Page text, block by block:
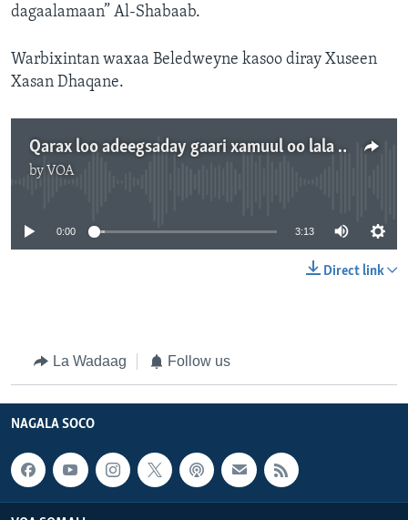
dagaalamaan” Al-Shabaab.
Warbixintan waxaa Beledweyne kasoo diray Xuseen
Xasan Dhaqane.
Qarax loo adeegsaday gaari xamuul oo lala beegsaday saldhig ay leeyihiin ciidamada Gorgor
by VOA
0:00 3:13
Direct link
La Wadaag Follow us
NAGALA SOCO